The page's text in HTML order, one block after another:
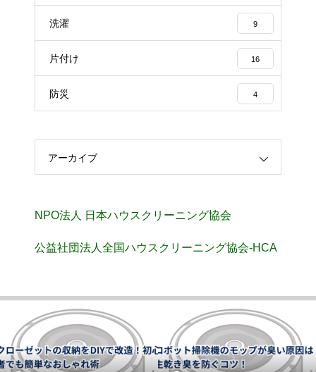
洗濯 9
片付け 16
防災 4
アーカイブ
NPO法人 日本ハウスクリーニング協会
公益社団法人全国ハウスクリーニング協会-HCA